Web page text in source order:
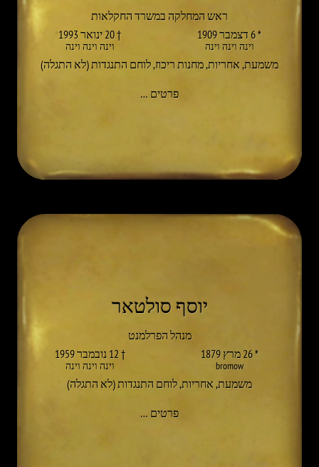
ראש המחלקה במשרד החקלאות
* 6 דצמבר 1909
וינה וינה וינה
† 20 ינואר 1993
וינה וינה וינה
משמעת,אחריות,מחנות ריכוז,לוחם התנגדות (לא התגלה)
פרטים …
יוסף סולטאר
מנהל הפרלמנט
* 26 מרץ 1879
bromow
† 12 נובמבר 1959
וינה וינה וינה
משמעת,אחריות,לוחם התנגדות (לא התגלה)
פרטים …